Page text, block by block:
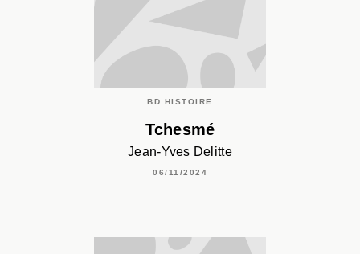
BD HISTOIRE
Tchesmé
Jean-Yves Delitte
06/11/2024